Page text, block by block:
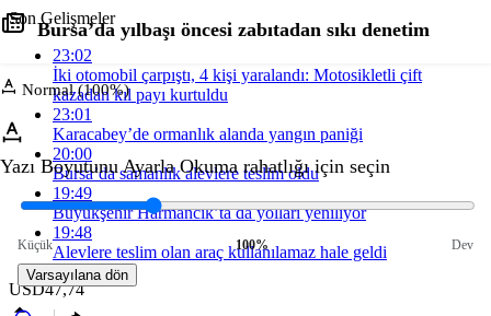
Son Gelişmeler
23:02
İki otomobil çarpıştı, 4 kişi yaralandı: Motosikletli çift
kazadan kıl payı kurtuldu
23:01
Karacabey’de ormanlık alanda yangın paniği
20:00
Bursa’da samanlık alevlere teslim oldu
19:49
Büyükşehir Harmancık’ta da yolları yeniliyor
19:48
Alevlere teslim olan araç kullanılamaz hale geldi
USD47,74
Bursa’da yılbaşı öncesi zabıtadan sıkı denetim
Normal (100%)
Yazı Boyutunu Ayarla Okuma rahatlığı için seçin
Küçük 100% Dev
Varsayılana dön